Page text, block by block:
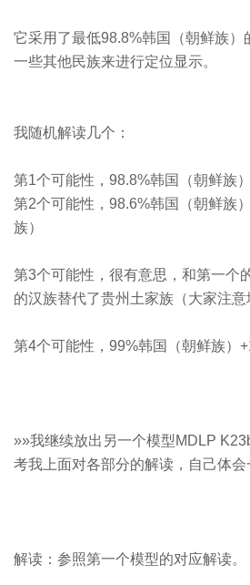
它采用了最低98.8%韩国（朝鲜族）
一些其他民族来进行定位显示。
我随机解读几个：
第1个可能性，98.8%韩国（朝鲜族
第2个可能性，98.6%韩国（朝鲜族
族）
第3个可能性，很有意思，和第一个
的汉族替代了贵州土家族（大家注意
第4个可能性，99%韩国（朝鲜族）
»»我继续放出另一个模型MDLP
考我上面对各部分的解读，自己体会
解读：参照第一个模型的对应解读。